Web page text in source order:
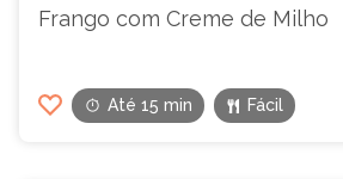
Frango com Creme de Milho
Até 15 min Fácil